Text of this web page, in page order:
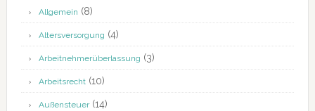
Allgemein (8)
Altersversorgung (4)
Arbeitnehmerüberlassung (3)
Arbeitsrecht(10)
Außensteuer(14)